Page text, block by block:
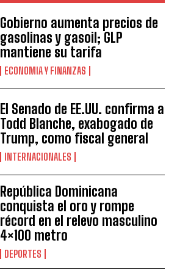
Gobierno aumenta precios de
gasolinas y gasoil; GLP
mantiene su tarifa
ECONOMIA Y FINANZAS
El Senado de EE.UU. confirma a
Todd Blanche, exabogado de
Trump, como fiscal general
INTERNACIONALES
República Dominicana
conquista el oro y rompe
récord en el relevo masculino
4×100 metro
DEPORTES